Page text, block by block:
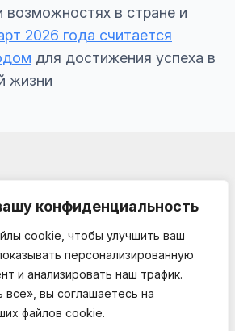
конфиденциальность
cookie, чтобы улучшить ваш
персонализированную
и анализировать наш трафик.
вы соглашаетесь на
файлов cookie.
возможностях в стране и
2026 года считается
для достижения успеха в
жизни
Impressum
О проекте
Kooperationen
Datenschutz
business.de © 2025 — 2026